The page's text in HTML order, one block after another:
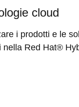
cloud
i prodotti e le
nella Red Hat®